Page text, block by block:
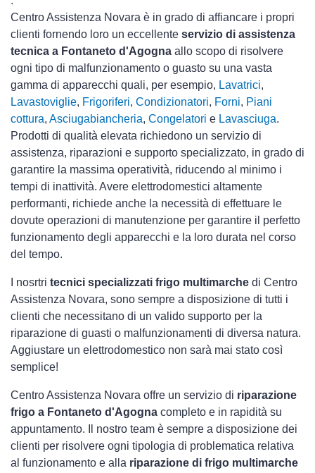
Centro Assistenza Novara è in grado di affiancare i propri
clienti fornendo loro un eccellente servizio di assistenza
tecnica a Fontaneto d'Agogna allo scopo di risolvere
ogni tipo di malfunzionamento o guasto su una vasta
gamma di apparecchi quali, per esempio, Lavatrici,
Lavastoviglie, Frigoriferi, Condizionatori, Forni, Piani
cottura, Asciugabiancheria, Congelatori e Lavasciuga.
Prodotti di qualità elevata richiedono un servizio di
assistenza, riparazioni e supporto specializzato, in grado di
garantire la massima operatività, riducendo al minimo i
tempi di inattività. Avere elettrodomestici altamente
performanti, richiede anche la necessità di effettuare le
dovute operazioni di manutenzione per garantire il perfetto
funzionamento degli apparecchi e la loro durata nel corso
del tempo.
I nosrtri tecnici specializzati frigo multimarche di Centro
Assistenza Novara, sono sempre a disposizione di tutti i
clienti che necessitano di un valido supporto per la
riparazione di guasti o malfunzionamenti di diversa natura.
Aggiustare un elettrodomestico non sarà mai stato così
semplice!
Centro Assistenza Novara offre un servizio di riparazione
frigo a Fontaneto d'Agogna completo e in rapidità su
appuntamento. Il nostro team è sempre a disposizione dei
clienti per risolvere ogni tipologia di problematica relativa
al funzionamento e alla riparazione di frigo multimarche